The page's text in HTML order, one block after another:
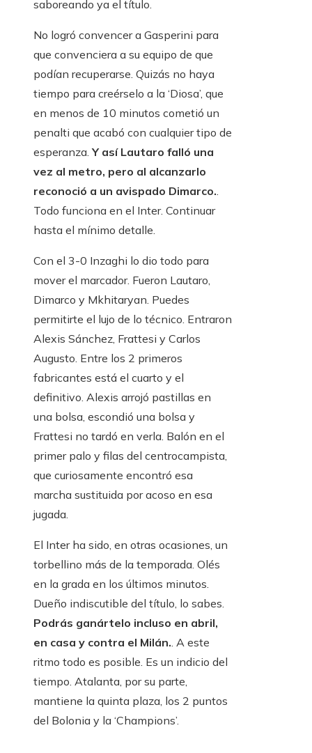
saboreando ya el título.
No logró convencer a Gasperini para
que convenciera a su equipo de que
podían recuperarse. Quizás no haya
tiempo para creérselo a la ‘Diosa’, que
en menos de 10 minutos cometió un
penalti que acabó con cualquier tipo de
esperanza.Y así Lautaro falló una
vez al metro, pero al alcanzarlo
reconoció a un avispado Dimarco..
Todo funciona en el Inter. Continuar
hasta el mínimo detalle.
Con el 3-0 Inzaghi lo dio todo para
mover el marcador. Fueron Lautaro,
Dimarco y Mkhitaryan. Puedes
permitirte el lujo de lo técnico. Entraron
Alexis Sánchez, Frattesi y Carlos
Augusto. Entre los 2 primeros
fabricantes está el cuarto y el
definitivo. Alexis arrojó pastillas en
una bolsa, escondió una bolsa y
Frattesi no tardó en verla. Balón en el
primer palo y filas del centrocampista,
que curiosamente encontró esa
marcha sustituida por acoso en esa
jugada.
El Inter ha sido, en otras ocasiones, un
torbellino más de la temporada. Olés
en la grada en los últimos minutos.
Dueño indiscutible del título, lo sabes.
Podrás ganártelo incluso en abril,
en casa y contra el Milán.. A este
ritmo todo es posible. Es un indicio del
tiempo. Atalanta, por su parte,
mantiene la quinta plaza, los 2 puntos
del Bolonia y la ‘Champions’.